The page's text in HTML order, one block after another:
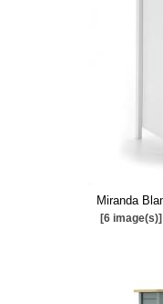
Miranda
[6 image(s)]